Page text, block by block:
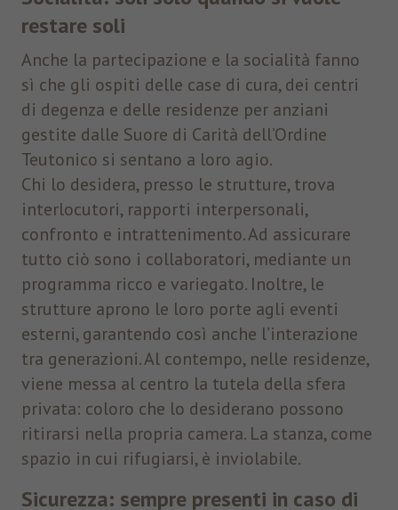
restare soli
Anche la partecipazione e la socialità fanno
sì che gli ospiti delle case di cura, dei centri
di degenza e delle residenze per anziani
gestite dalle Suore di Carità dell’Ordine
Teutonico si sentano a loro agio.
Chi lo desidera, presso le strutture, trova
interlocutori, rapporti interpersonali,
confronto e intrattenimento. Ad assicurare
tutto ciò sono i collaboratori, mediante un
programma ricco e variegato. Inoltre, le
strutture aprono le loro porte agli eventi
esterni, garantendo così anche l’interazione
tra generazioni. Al contempo, nelle residenze,
viene messa al centro la tutela della sfera
privata: coloro che lo desiderano possono
ritirarsi nella propria camera. La stanza, come
spazio in cui rifugiarsi, è inviolabile.
Sicurezza: sempre presenti in caso di